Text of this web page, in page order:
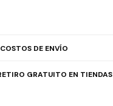
DE ENVÍO
GRATUITO EN TIENDAS